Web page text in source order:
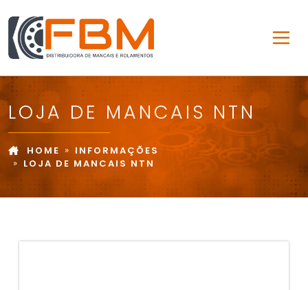
LOJA DE MANCAIS NTN
HOME
INFORMAÇÕES
LOJA DE MANCAIS NTN